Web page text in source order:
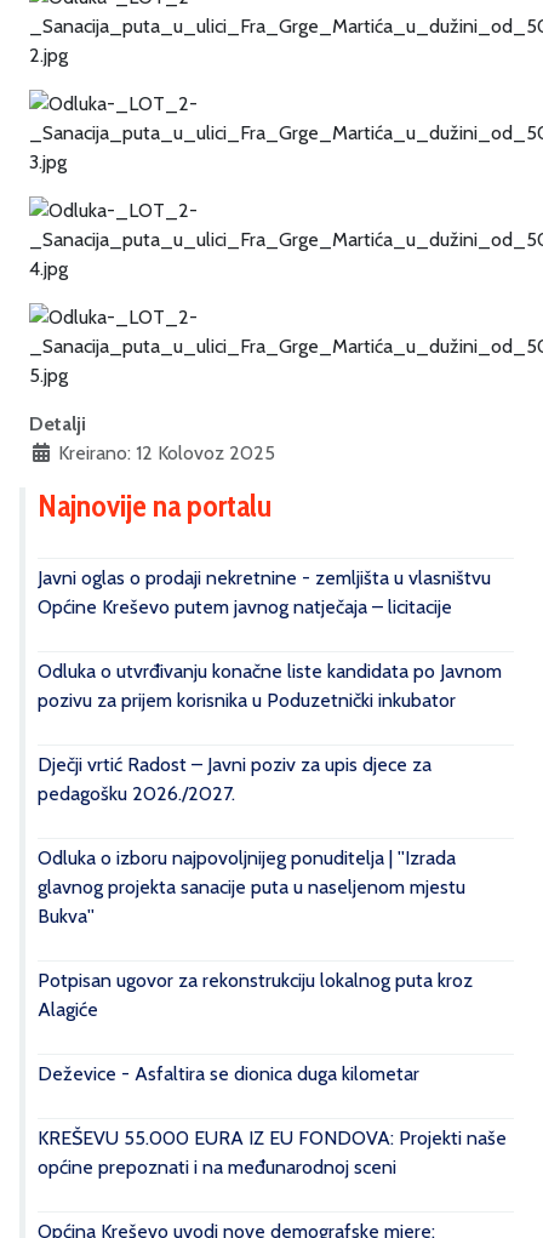
Detalji
Kreirano: 12 Kolovoz 2025
Najnovije na portalu
Javni oglas o prodaji nekretnine - zemljišta u vlasništvu
Općine Kreševo putem javnog natječaja – licitacije
Odluka o utvrđivanju konačne liste kandidata po Javnom
pozivu za prijem korisnika u Poduzetnički inkubator
Dječji vrtić Radost – Javni poziv za upis djece za
pedagošku 2026./2027.
Odluka o izboru najpovoljnijeg ponuditelja | ''Izrada
glavnog projekta sanacije puta u naseljenom mjestu
Bukva''
Potpisan ugovor za rekonstrukciju lokalnog puta kroz
Alagiće
Deževice - Asfaltira se dionica duga kilometar
KREŠEVU 55.000 EURA IZ EU FONDOVA: Projekti naše
općine prepoznati i na međunarodnoj sceni
Općina Kreševo uvodi nove demografske mjere: